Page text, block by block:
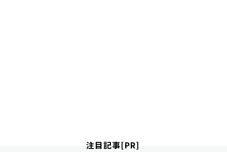
注目記事[PR]